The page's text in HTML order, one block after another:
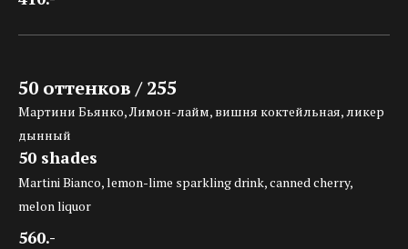
50 оттенков / 255
Мартини Бьянко, Лимон-лайм, вишня коктейльная, ликер
дынный
50 shades
Martini Bianco, lemon-lime sparkling drink, canned cherry,
melon liquor
560.-